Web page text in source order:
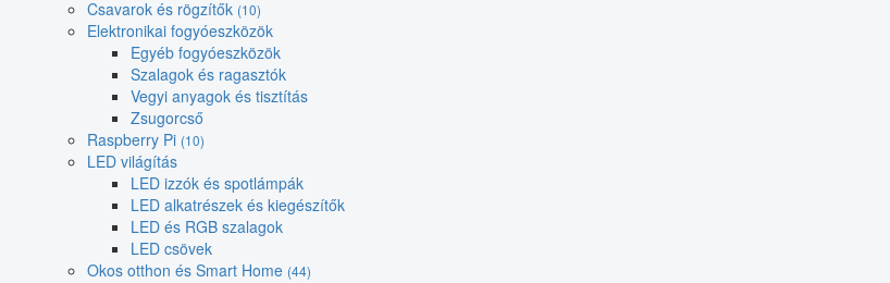
Csavarok és rögzítők (10)
Elektronikai fogyóeszközök
Egyéb fogyóeszközök
Szalagok és ragasztók
Vegyi anyagok és tisztítás
Zsugorcső
Raspberry Pi (10)
LED világítás
LED izzók és spotlámpák
LED alkatrészek és kiegészítők
LED és RGB szalagok
LED csövek
Okos otthon és Smart Home (44)